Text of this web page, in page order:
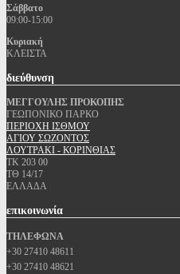
Σάββατο
09:00-15:00
Κυριακή
ΚΛΕΙΣΤΑ
διεύθυνση
ΜΕΓΓΟΥΛΗΣ ΠΡΟΚΟΠΗΣ
ΓΕΩΠΟΝΙΚΟ ΠΑΡΚΟ
ΠΕΡΙΟΧΗ ΙΣΘΜΟΥ
ΑΓΙΟΥ ΣΩΖΟΝΤΟΣ
ΛΟΥΤΡΑΚΙ - ΚΟΡΙΝΘΙΑΣ
ΤΚ 203 00
ΤΘ 14/17
ΕΛΛΑΔΑ
επικοινωνία
ΤΗΛΕΦΩΝΑ
+30 27410 48611
+30 27410 48621